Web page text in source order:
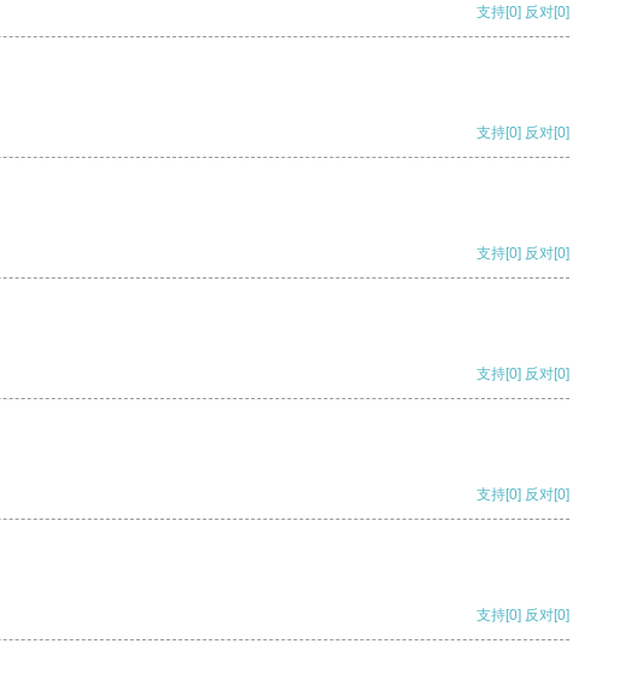
支持[0] 反对[0]
支持[0] 反对[0]
支持[0] 反对[0]
支持[0] 反对[0]
支持[0] 反对[0]
支持[0] 反对[0]